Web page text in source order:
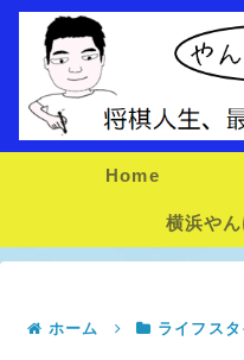
Home
横浜や
ホーム ライフス